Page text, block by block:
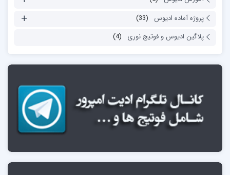
پروژه آماده ادیوس
(33)
پلاگین ادیوس و فوتیج نوری
(4)